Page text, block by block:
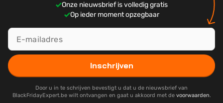
Onze nieuwsbrief is volledig gratis
Op ieder moment opzegbaar
Inschrijven
Door u in te schrijven bevestigt u dat u de nieuwsbrief van
BlackFridayExpert.be wilt ontvangen en gaat u akkoord met de voorwaarden.